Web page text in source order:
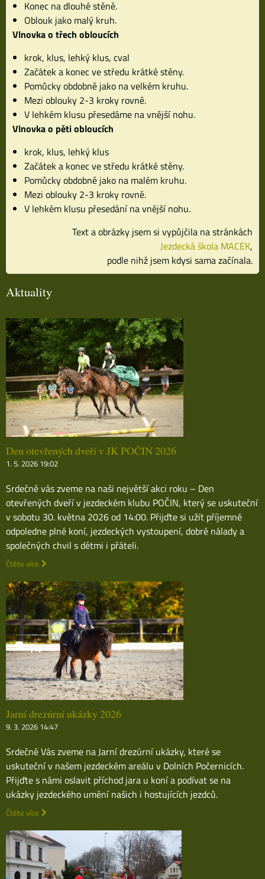
Konec na dlouhé stěně.
Oblouk jako malý kruh.
Vlnovka o třech obloucích
krok, klus, lehký klus, cval
Začátek a konec ve středu krátké stěny.
Pomůcky obdobně jako na velkém kruhu.
Mezi oblouky 2-3 kroky rovně.
V lehkém klusu přesedáme na vnější nohu.
Vlnovka o pěti obloucích
krok, klus, lehký klus
Začátek a konec ve středu krátké stěny.
Pomůcky obdobně jako na malém kruhu.
Mezi oblouky 2-3 kroky rovně.
V lehkém klusu přesedání na vnější nohu.
Text a obrázky jsem si vypůjčila na stránkách
Jezdecká škola MACEK,
podle nihž jsem kdysi sama začínala.
Aktuality
Den otevřených dveří v JK POČIN 2026
1. 5. 2026 19:02
Srdečně vás zveme na naši největší akci roku – Den
otevřených dveří v jezdeckém klubu POČIN, který se uskuteční
v sobotu 30. května 2026 od 14:00. Přijďte si užít příjemné
odpoledne plné koní, jezdeckých vystoupení, dobré nálady a
společných chvil s dětmi i přáteli.
Čtěte více
Jarní drezúrní ukázky 2026
9. 3. 2026 14:47
Srdečně Vás zveme na Jarní drezúrní ukázky, které se
uskuteční v našem jezdeckém areálu v Dolních Počernicích.
Přijďte s námi oslavit příchod jara u koní a podívat se na
ukázky jezdeckého umění našich i hostujících jezdců.
Čtěte více